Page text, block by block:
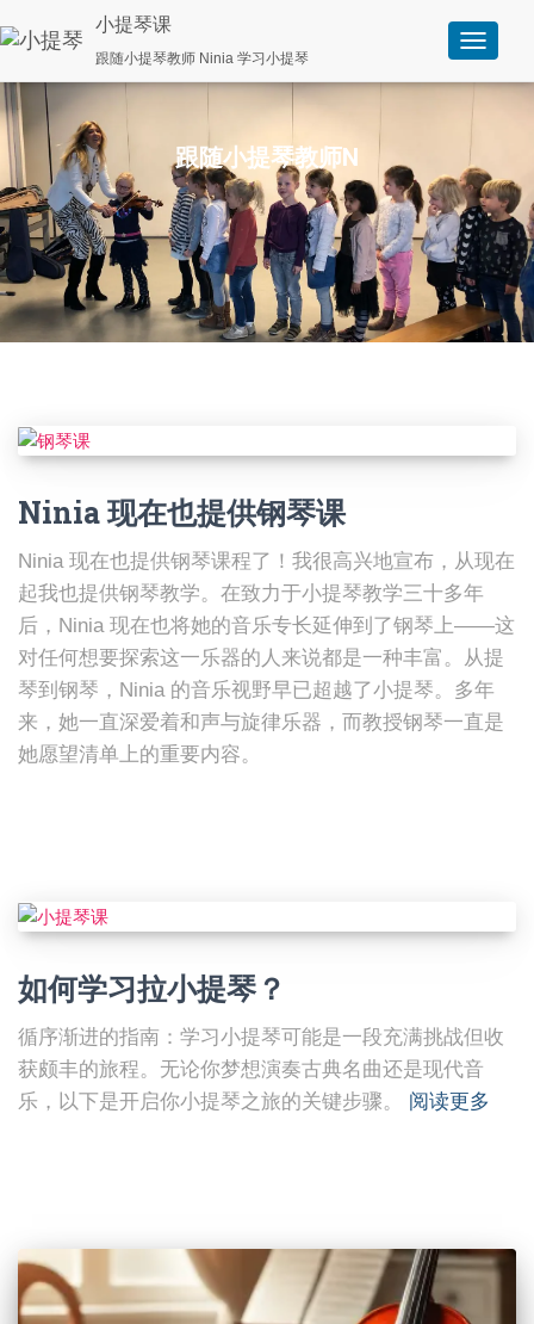
小提琴课
跟随小提琴教师 Ninia 学习小提琴
切
跟随小提琴教师N
Ninia 现在也提供钢琴课
Ninia 现在也提供钢琴课程了！我很高兴地宣布，从现在
起我也提供钢琴教学。在致力于小提琴教学三十多年
后，Ninia 现在也将她的音乐专长延伸到了钢琴上——这
对任何想要探索这一乐器的人来说都是一种丰富。从提
琴到钢琴，Ninia 的音乐视野早已超越了小提琴。多年
来，她一直深爱着和声与旋律乐器，而教授钢琴一直是
她愿望清单上的重要内容。
如何学习拉小提琴？
循序渐进的指南：学习小提琴可能是一段充满挑战但收
获颇丰的旅程。无论你梦想演奏古典名曲还是现代音
乐，以下是开启你小提琴之旅的关键步骤。
阅读更多